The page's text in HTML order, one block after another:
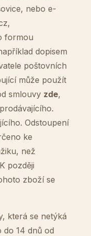
nebo e-
,
formou
dopisem
poštovních
může použít
smlouvy zde,
Odstoupení
ke
než
později
zboží se
která se netýká
14 dnů od